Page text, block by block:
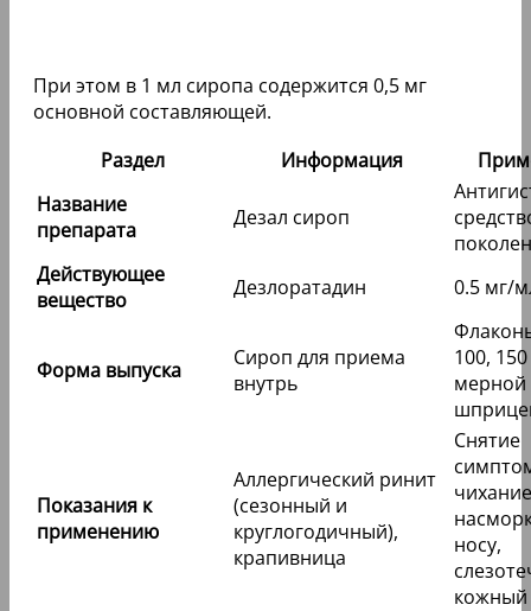
При этом в 1 мл сиропа содержится 0,5 мг
основной составляющей.
Раздел
Информация
Название
препарата
Дезал сироп
Действующее
вещество
Дезлоратадин 0.5 мг/
Форма выпуска
Сироп для приема
внутрь
100,
Показания к
применению
Аллергический ринит
(сезонный и
круглогодичный),
крапивница
Снятие
носу,
кожный